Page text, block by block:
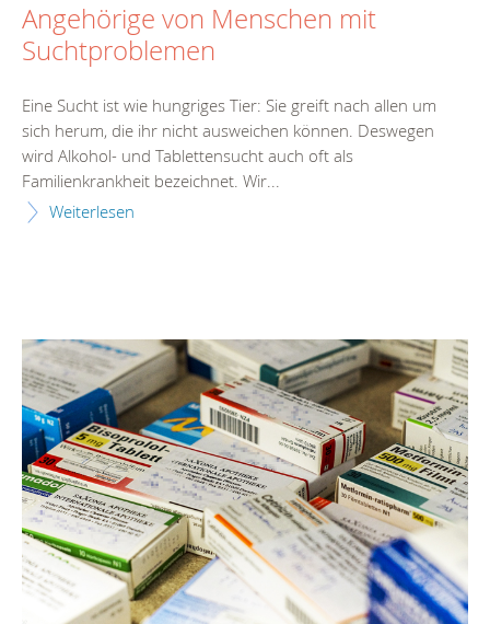
Angehörige von Menschen mit
Suchtproblemen
Eine Sucht ist wie hungriges Tier: Sie greift nach allen um
sich herum, die ihr nicht ausweichen können. Deswegen
wird Alkohol- und Tablettensucht auch oft als
Familienkrankheit bezeichnet. Wir...
Weiterlesen